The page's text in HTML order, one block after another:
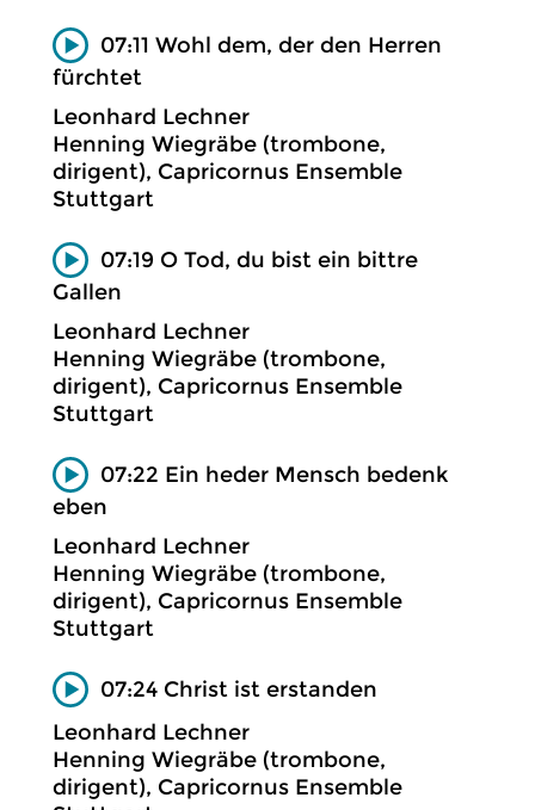
07:11 Wohl dem, der den Herren
fürchtet
Leonhard Lechner
Henning Wiegräbe (trombone,
dirigent), Capricornus Ensemble
Stuttgart
07:19 O Tod, du bist ein bittre
Gallen
Leonhard Lechner
Henning Wiegräbe (trombone,
dirigent), Capricornus Ensemble
Stuttgart
07:22 Ein heder Mensch bedenk
eben
Leonhard Lechner
Henning Wiegräbe (trombone,
dirigent), Capricornus Ensemble
Stuttgart
07:24 Christ ist erstanden
Leonhard Lechner
Henning Wiegräbe (trombone,
dirigent), Capricornus Ensemble